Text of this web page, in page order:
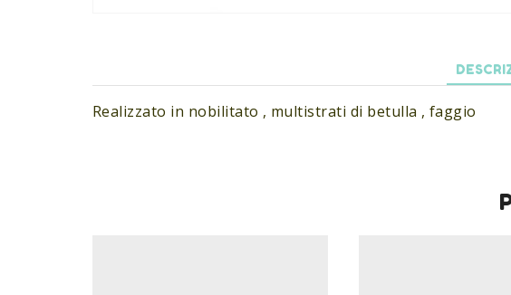
Realizzato in nobilitato , multistrati di betulla , faggio